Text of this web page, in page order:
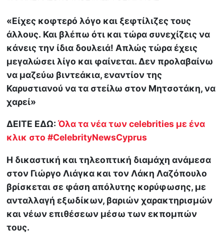
«Είχες κοφτερό λόγο και ξεφτίλιζες τους
άλλους. Και βλέπω ότι και τώρα συνεχίζεις να
κάνεις την ίδια δουλειά! Απλώς τώρα έχεις
μεγαλώσει λίγο και φαίνεται. Δεν προλαβαίνω
να μαζεύω βιντεάκια, εναντίον της
Καρυστιανού να τα στείλω στον Μητσοτάκη, να
χαρεί»
ΔΕΙΤΕ ΕΔΩ:Όλα τα νέα των celebrities με ένα
κλικ στο #CelebrityNewsCyprus
Η δικαστική και τηλεοπτική διαμάχη ανάμεσα
στον Γιώργο Λιάγκα και τον Λάκη Λαζόπουλο
βρίσκεται σε φάση απόλυτης κορύφωσης, με
ανταλλαγή εξωδίκων, βαριών χαρακτηρισμών
και νέων επιθέσεων μέσω των εκπομπών
τους.